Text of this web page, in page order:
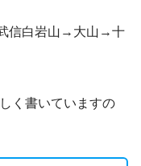
信白岩山→大山→十
く書いていますの